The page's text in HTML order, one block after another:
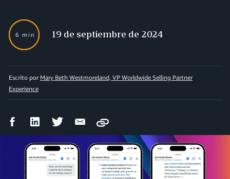
6 min 19 de septiembre de 2024
Escrito por Mary Beth Westmoreland, VP Worldwide Selling Partner
Experience
Compartir
Facebook
Compartir
LinkedIn
Compartir
Twitter
Compartir
correo
electrónico
Copy